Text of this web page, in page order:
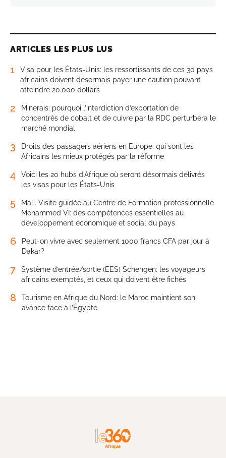
ARTICLES LES PLUS LUS
1
Visa pour les États-Unis: les ressortissants de ces 30 pays
africains doivent désormais payer une caution pouvant
atteindre 20.000 dollars
2
Minerais: pourquoi l’interdiction d’exportation de
concentrés de cobalt et de cuivre par la RDC perturbera le
marché mondial
3
Droits des passagers aériens en Europe: qui sont les
Africains les mieux protégés par la réforme
4
Voici les 20 hubs d’Afrique où seront désormais délivrés
les visas pour les États-Unis
5
Mali. Visite guidée au Centre de Formation professionnelle
Mohammed VI: des compétences essentielles au
développement économique et social du pays
6
Peut-on vivre avec seulement 1000 francs CFA par jour à
Dakar?
7
Système d’entrée/sortie (EES) Schengen: les voyageurs
africains exemptés, et ceux qui doivent être fichés
8
Tourisme en Afrique du Nord: le Maroc maintient son
avance face à l’Égypte